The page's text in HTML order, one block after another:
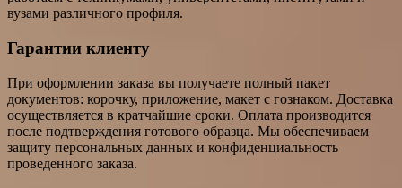
вузами различного профиля.
Гарантии клиенту
При оформлении заказа вы получаете полный пакет
документов: корочку, приложение, макет с гознаком. Доставка
осуществляется в кратчайшие сроки. Оплата производится
после подтверждения готового образца. Мы обеспечиваем
защиту персональных данных и конфиденциальность
проведенного заказа.